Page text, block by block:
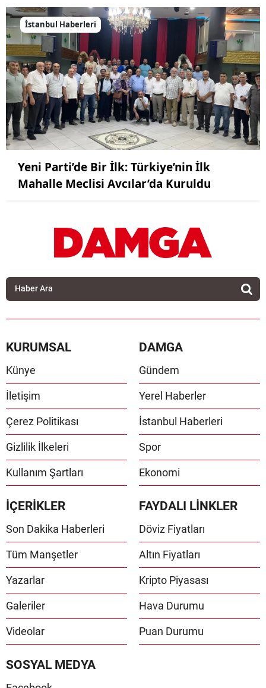
İstanbul Haberleri
Yeni Parti’de Bir İlk: Türkiye’nin İlk
Mahalle Meclisi Avcılar’da Kuruldu
KURUMSAL
Künye
İletişim
Çerez Politikası
Gizlilik İlkeleri
Kullanım Şartları
DAMGA
Gündem
Yerel Haberler
İstanbul Haberleri
Spor
Ekonomi
İÇERİKLER
Son Dakika Haberleri
Tüm Manşetler
Yazarlar
Galeriler
Videolar
FAYDALI LİNKLER
Döviz Fiyatları
Altın Fiyatları
Kripto Piyasası
Hava Durumu
Puan Durumu
SOSYAL MEDYA